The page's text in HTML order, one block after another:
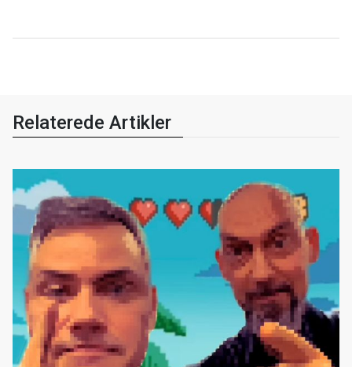
Relaterede Artikler